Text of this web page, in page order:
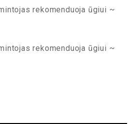
rekomenduoja ūgiui ~
rekomenduoja ūgiui ~